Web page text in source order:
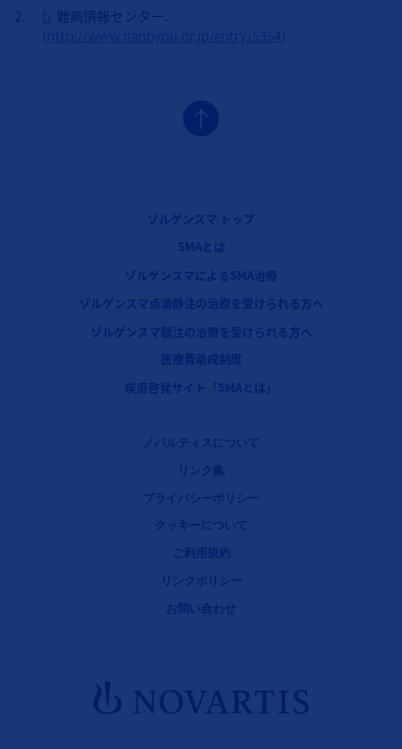
b 難病情報センター.
(http://www.nanbyou.or.jp/entry/5354）
ゾルゲンスマ トップ
SMAとは
ゾルゲンスマによるSMA治療
ゾルゲンスマ点滴静注の治療を受けられる方へ
ゾルゲンスマ髄注の治療を受けられる方へ
医療費助成制度
疾患啓発サイト「SMAとは」
Legal [Footer Second]ノバルティスについて
リンク集
プライバシーポリシー
クッキーについて
ご利用規約
リンクポリシー
お問い合わせ